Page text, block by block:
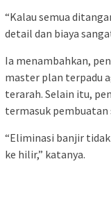
“Kalau semua
detail dan biaya
Ia menambahkan,
master plan terpadu
terarah. Selain itu,
termasuk pembuatan
“Eliminasi banjir
ke hilir,” katanya.